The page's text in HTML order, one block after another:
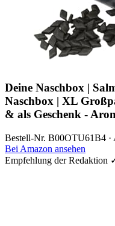
Deine Naschbox |
Naschbox | XL
& als Geschenk -
Bestell-Nr. B00OTU61B4 ·
Bei Amazon ansehen
Empfehlung der Redaktion